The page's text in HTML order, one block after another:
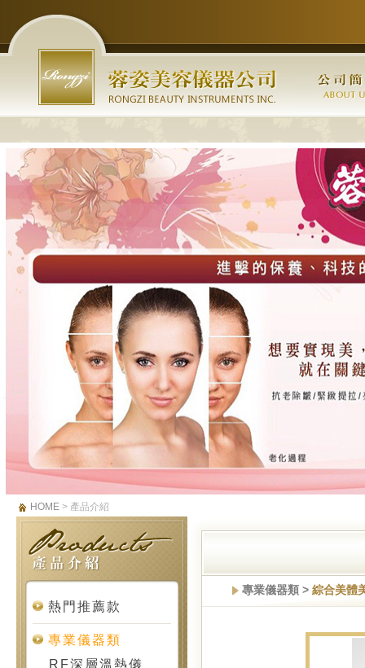
HOME > 產品介紹
熱門推薦款
專業儀器類
RF深層溫熱儀
專業儀器類 > 綜合美體